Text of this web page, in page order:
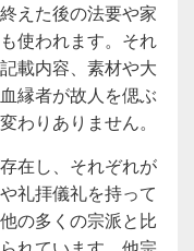
えた後の法要や家
使われます。それ
載内容、素材や大
縁者が故人を偲ぶ
わりありません。
在し、それぞれが
礼拝儀礼を持って
の多くの宗派と比